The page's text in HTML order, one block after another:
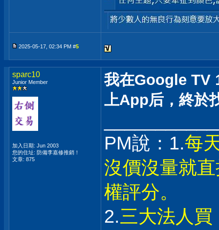
2025-05-17, 02:34 PM #5
sparc10
Junior Member
加入日期: Jun 2003
您的住址: 防備李嘉修推銷！
文章: 875
我在Google TV
上App后，終於
PM說：1.每
沒價沒量就
權評分。
2.三大法人